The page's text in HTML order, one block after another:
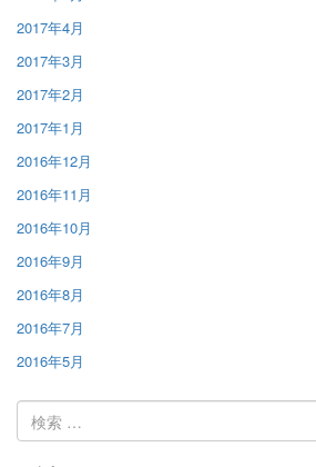
2017年4月
2017年3月
2017年2月
2017年1月
2016年12月
2016年11月
2016年10月
2016年9月
2016年8月
2016年7月
2016年5月
索: